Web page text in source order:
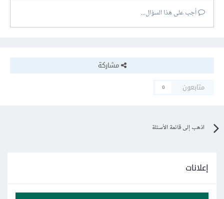
أجب على هذا السؤال...
مشاركة
متابعون
0
اذهب إلى قائمة الأسئلة
إعلانات